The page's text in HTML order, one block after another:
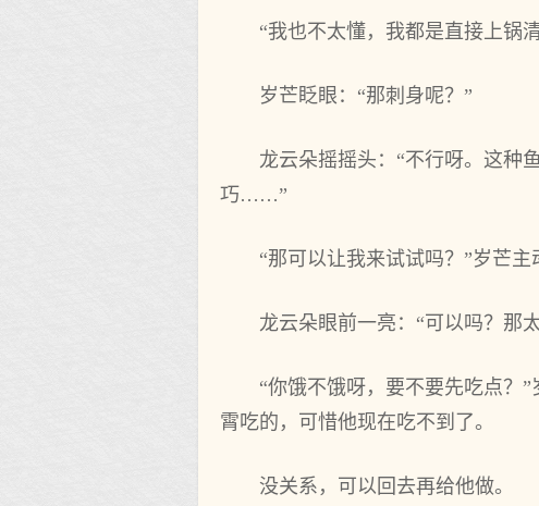
“我也不太懂，我都是直接上锅
岁芒眨眼：“那刺身呢？”
龙云朵摇摇头：“不行呀。这种
巧……”
“那可以让我来试试吗？”岁芒
龙云朵眼前一亮：“可以吗？那
“你饿不饿呀，要不要先吃点？
霄吃的，可惜他现在吃不到了。
没关系，可以回去再给他做。